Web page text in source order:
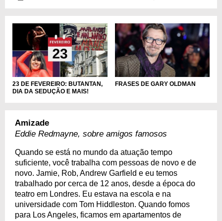
23 DE FEVEREIRO: BUTANTAN,
DIA DA SEDUÇÃO E MAIS!
FRASES DE GARY OLDMAN
Amizade
Eddie Redmayne, sobre amigos famosos
Quando se está no mundo da atuação tempo
suficiente, você trabalha com pessoas de novo e de
novo. Jamie, Rob, Andrew Garfield e eu temos
trabalhado por cerca de 12 anos, desde a época do
teatro em Londres. Eu estava na escola e na
universidade com Tom Hiddleston. Quando fomos
para Los Angeles, ficamos em apartamentos de